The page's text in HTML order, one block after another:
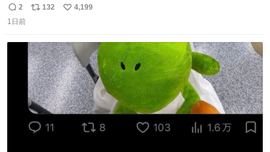
ｗｗｗｗｗｗ
返
信
2
リ
ト
数
132
い
数
4,199
1日前